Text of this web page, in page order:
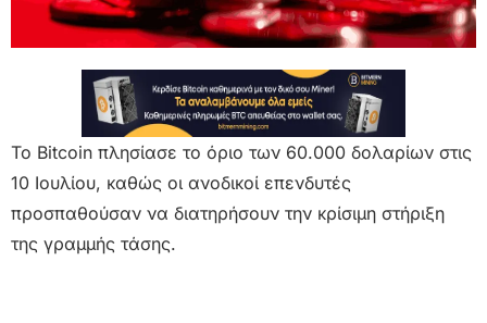
Το Bitcoin πλησίασε το όριο των 60.000 δολαρίων στις
10 Ιουλίου, καθώς οι ανοδικοί επενδυτές
προσπαθούσαν να διατηρήσουν την κρίσιμη στήριξη
της γραμμής τάσης.